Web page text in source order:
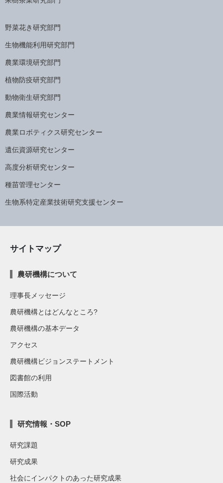
野菜花き研究部門
生物機能利用研究部門
農業環境研究部門
植物防疫研究部門
動物衛生研究部門
農業情報研究センター
農業ロボティクス研究センター
遺伝資源研究センター
高度分析研究センター
種苗管理センター
生物系特定産業技術研究支援センター
サイトマップ
農研機構について
理事長メッセージ
農研機構とはどんなところ?
農研機構の基本データ
アクセス
農研機構ビジョンステートメント
図書館の利用
国際活動
研究情報・SOP
研究課題
研究成果
社会にインパクトのあった研究成果